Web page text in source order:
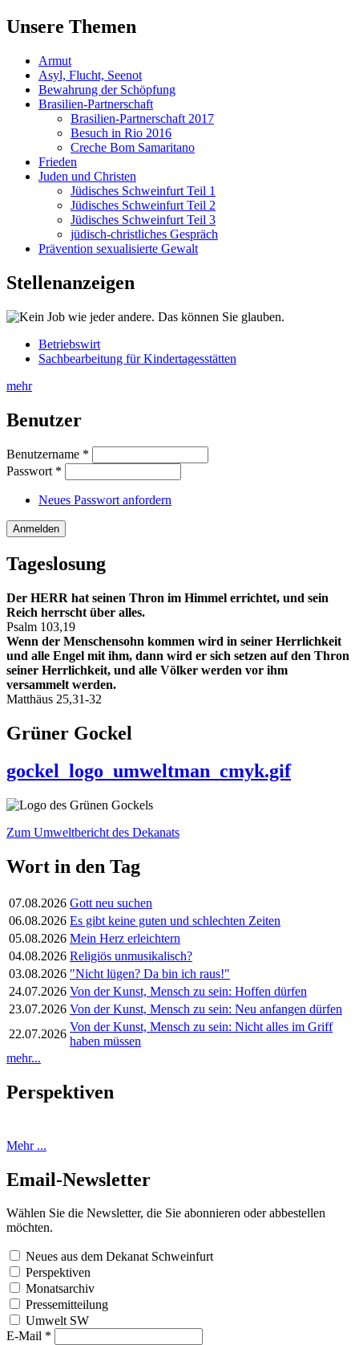
Unsere Themen
Armut
Asyl, Flucht, Seenot
Bewahrung der Schöpfung
Brasilien-Partnerschaft
Brasilien-Partnerschaft 2017
Besuch in Rio 2016
Creche Bom Samaritano
Frieden
Juden und Christen
Jüdisches Schweinfurt Teil 1
Jüdisches Schweinfurt Teil 2
Jüdisches Schweinfurt Teil 3
jüdisch-christliches Gespräch
Prävention sexualisierte Gewalt
Stellenanzeigen
Betriebswirt
Sachbearbeitung für Kindertagesstätten
mehr
Benutzer
Benutzername *
Passwort *
Neues Passwort anfordern
Tageslosung
Der HERR hat seinen Thron im Himmel errichtet, und sein
Reich herrscht über alles.
Psalm 103,19
Wenn der Menschensohn kommen wird in seiner Herrlichkeit
und alle Engel mit ihm, dann wird er sich setzen auf den Thron
seiner Herrlichkeit, und alle Völker werden vor ihm
versammelt werden.
Matthäus 25,31-32
Grüner Gockel
gockel_logo_umweltman_cmyk.gif
Zum Umweltbericht des Dekanats
Wort in den Tag
07.08.2026 Gott neu suchen
06.08.2026 Es gibt keine guten und schlechten Zeiten
05.08.2026 Mein Herz erleichtern
04.08.2026 Religiös unmusikalisch?
03.08.2026 "Nicht lügen? Da bin ich raus!"
24.07.2026 Von der Kunst, Mensch zu sein: Hoffen dürfen
23.07.2026 Von der Kunst, Mensch zu sein: Neu anfangen dürfen
22.07.2026
Von der Kunst, Mensch zu sein: Nicht alles im Griff
haben müssen
mehr...
Perspektiven
Mehr ...
Email-Newsletter
Wählen Sie die Newsletter, die Sie abonnieren oder abbestellen
möchten.
Neues aus dem Dekanat Schweinfurt
Perspektiven
Monatsarchiv
Pressemitteilung
Umwelt SW
E-Mail *